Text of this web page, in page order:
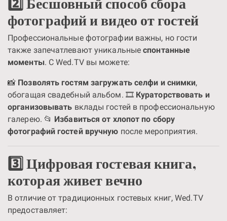
фотографий и видео от гостей
Профессиональные фотографии важны, но гости
также запечатлевают уникальныеспонтанные
моменты. С Wed.TV вы можете:
📸 Позволять гостям загружать селфи и снимки,
обогащая свадебный альбом. 🎞️ Кураторствовать и
организовывать вклады гостей в профессиональную
галерею. 📂 Избавиться от хлопот по сбору
фотографий гостей вручную после мероприятия.
3️⃣ Цифровая гостевая книга,
которая живет вечно
В отличие от традиционных гостевых книг, Wed.TV
предоставляет: